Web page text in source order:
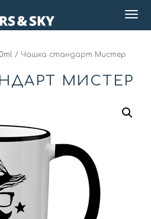
/ Чашка стандарт Мистер
МИСТЕР